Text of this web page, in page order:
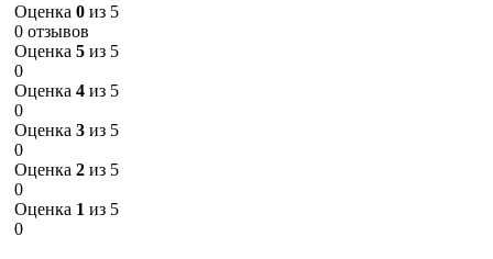
Оценка 0 из 5
0 отзывов
Оценка 5 из 5
0
Оценка 4 из 5
0
Оценка 3 из 5
0
Оценка 2 из 5
0
Оценка 1 из 5
0